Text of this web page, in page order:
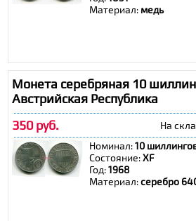
Материал: медь
Монета серебряная 10
Австрийская Республика
350 руб.
На
Номинал:10
Состояние:ХF
Год:1968
Материал:серебро